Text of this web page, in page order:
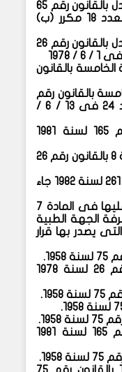
٧) البند ٦ من المادة الخامسة مستبدل بالقانون رقم ٦٥
لسنة ٢٠١٠م – الجريدة الرسمية – العدد ١٨ مكرر (ب)
٨) البند ٧ من المادة الخامسة مستبدل بالقانون رقم ٢٦
الخامسة بالقانون
بالقانون رقم
٢٩ لسنة ١٩٦٨ الجريدة الرسمية العدد ٢٤ فى ١٣ / ٦ /
١١) استبدلت المادة ٧ بالقانون رقم ١٦٥ لسنة ١٩٨١
١٢) استبدلت الفقرة الثانية من المادة ٨ بالقانون رقم ٢٦
ملحوظة: المادة الثانية من القرار رقم ٢٦١ لسنة ١٩٨٢ جاء
تحدد اللياقة الصحية المنصوص عليها فى المادة ٧
رقم ٣٩٤ لسنة ١٩٥٤ بمعرفة الجهة الطبية
يصدر بها قرار
١٤) المادة ١٠ مستبدلة بالقانون رقم ٢٦ لسنة ١٩٧٨
١٨) استبدلت المادة ١٥ بالقانون رقم ١٦٥ لسنة ١٩٨١
٢٠) استبدل البند (ج) من المادة ١٩ بالقانون رقم ٧٥